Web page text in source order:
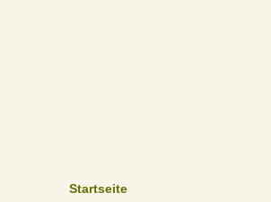
Startseite